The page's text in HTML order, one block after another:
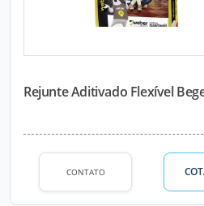
Rejunte Aditivado Flexível
CONTATO